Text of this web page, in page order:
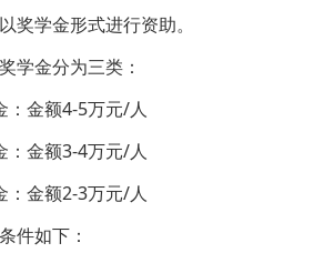
奖学金形式进行资助。
学金分为三类：
：金额4-5万元/人
：金额3-4万元/人
：金额2-3万元/人
件如下：